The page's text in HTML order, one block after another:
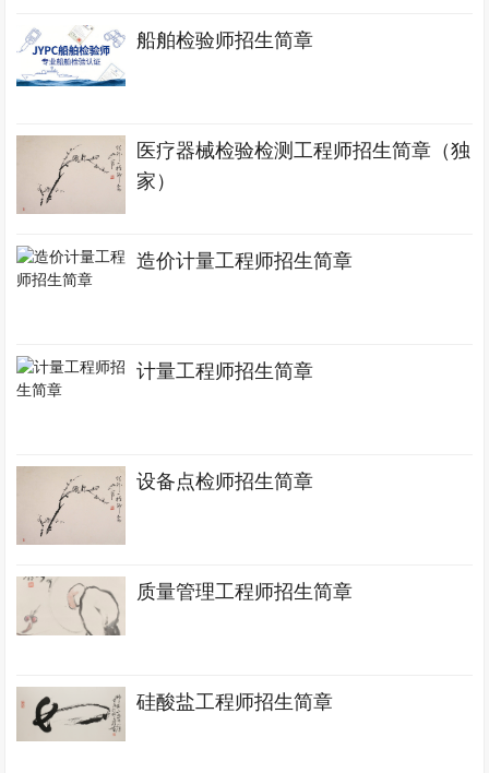
船舶检验师招生简章
医疗器械检验检测工程师招生简章（独
家）
造价计量工程师招生简章
计量工程师招生简章
设备点检师招生简章
质量管理工程师招生简章
硅酸盐工程师招生简章